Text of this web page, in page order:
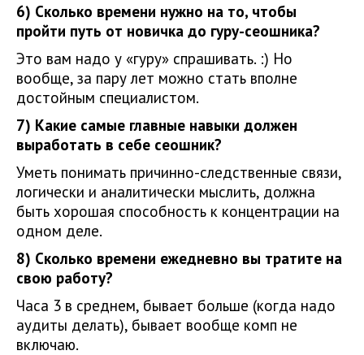
6) Сколько времени нужно на то, чтобы
пройти путь от новичка до гуру-сеошника?
Это вам надо у «гуру» спрашивать. :) Но
вообще, за пару лет можно стать вполне
достойным специалистом.
7) Какие самые главные навыки должен
выработать в себе сеошник?
Уметь понимать причинно-следственные связи,
логически и аналитически мыслить, должна
быть хорошая способность к концентрации на
одном деле.
8) Сколько времени ежедневно вы тратите на
свою работу?
Часа 3 в среднем, бывает больше (когда надо
аудиты делать), бывает вообще комп не
включаю.